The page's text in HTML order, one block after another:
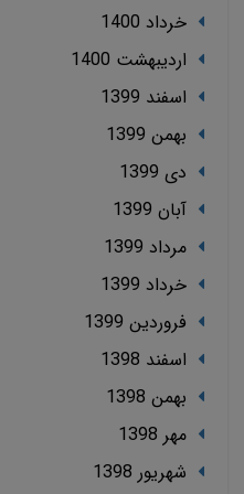
خرداد 1400
ارديبهشت 1400
اسفند 1399
بهمن 1399
دی 1399
آبان 1399
مرداد 1399
خرداد 1399
فروردین 1399
اسفند 1398
بهمن 1398
مهر 1398
شهریور 1398